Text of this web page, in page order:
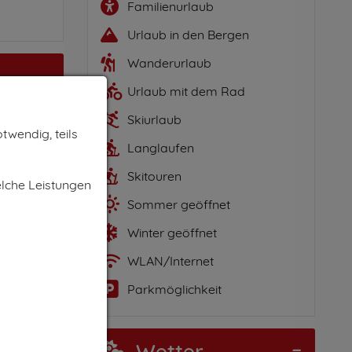
der
Familienurlaub
Urlaub in den Bergen
Wanderurlaub
Urlaub mit dem Rad
Skiurlaub
Langlaufen
Skitouren
Sommer geöffnet
Winter geöffnet
WLAN/Internet
Parkmöglichkeit
teils
Leistungen